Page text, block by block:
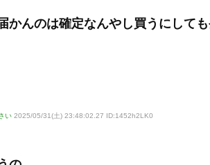
かんのは確定なんやし買うにして
い 2025/05/31(土) 23:48:02.27 ID:1452h2LK0